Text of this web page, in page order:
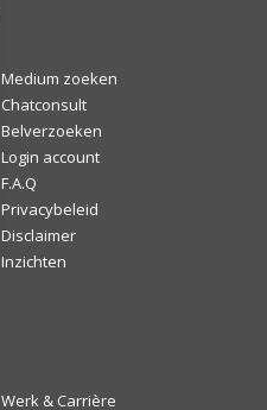
Medium zoeken
Chatconsult
Belverzoeken
Login account
F.A.Q
Privacybeleid
Disclaimer
Inzichten
Werk & Carrière